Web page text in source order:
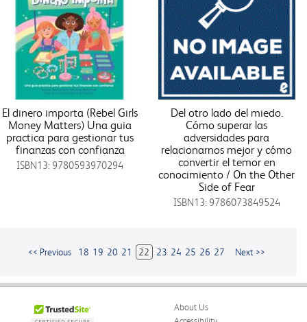
El dinero importa (Rebel Girls
Money Matters) Una guia
practica para gestionar tus
finanzas con confianza
ISBN13: 9780593970294
Del otro lado del miedo.
Cómo superar las
adversidades para
relacionarnos mejor y cómo
convertir el temor en
conocimiento / On the Other
Side of Fear
ISBN13: 9786073849524
<< Previous 18 19 20 21 22 23 24 25 26 27 Next >>
About Us